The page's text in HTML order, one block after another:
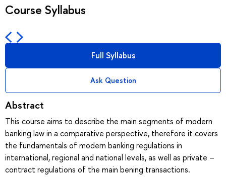
Course Syllabus
Full Syllabus
Ask Question
Abstract
This course aims to describe the main segments of modern
banking law in a comparative perspective, therefore it covers
the fundamentals of modern banking regulations in
international, regional and national levels, as well as private –
contract regulations of the main bening transactions.